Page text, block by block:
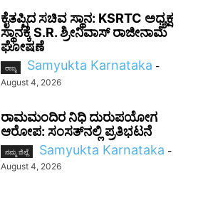
ಕೈತಪ್ಪಿದ ಸಚಿವ ಸ್ಥಾನ: KSRTC ಅಧ್ಯಕ್ಷ
ಸ್ಥಾನಕ್ಕೆ S.R. ಶ್ರೀನಿವಾಸ್ ರಾಜೀನಾಮೆ
ಘೋಷಣೆ
ರಾಜ್ಯ Samyukta Karnataka -
August 4, 2026
ರಾಮಮಂದಿರ ನಿಧಿ ದುರುಪಯೋಗ
ಆರೋಪ: ಸಂಸತ್‌ನಲ್ಲಿ ಪ್ರತಿಭಟನೆ
ನಮ್ಮ ಜಿಲ್ಲೆ Samyukta Karnataka -
August 4, 2026